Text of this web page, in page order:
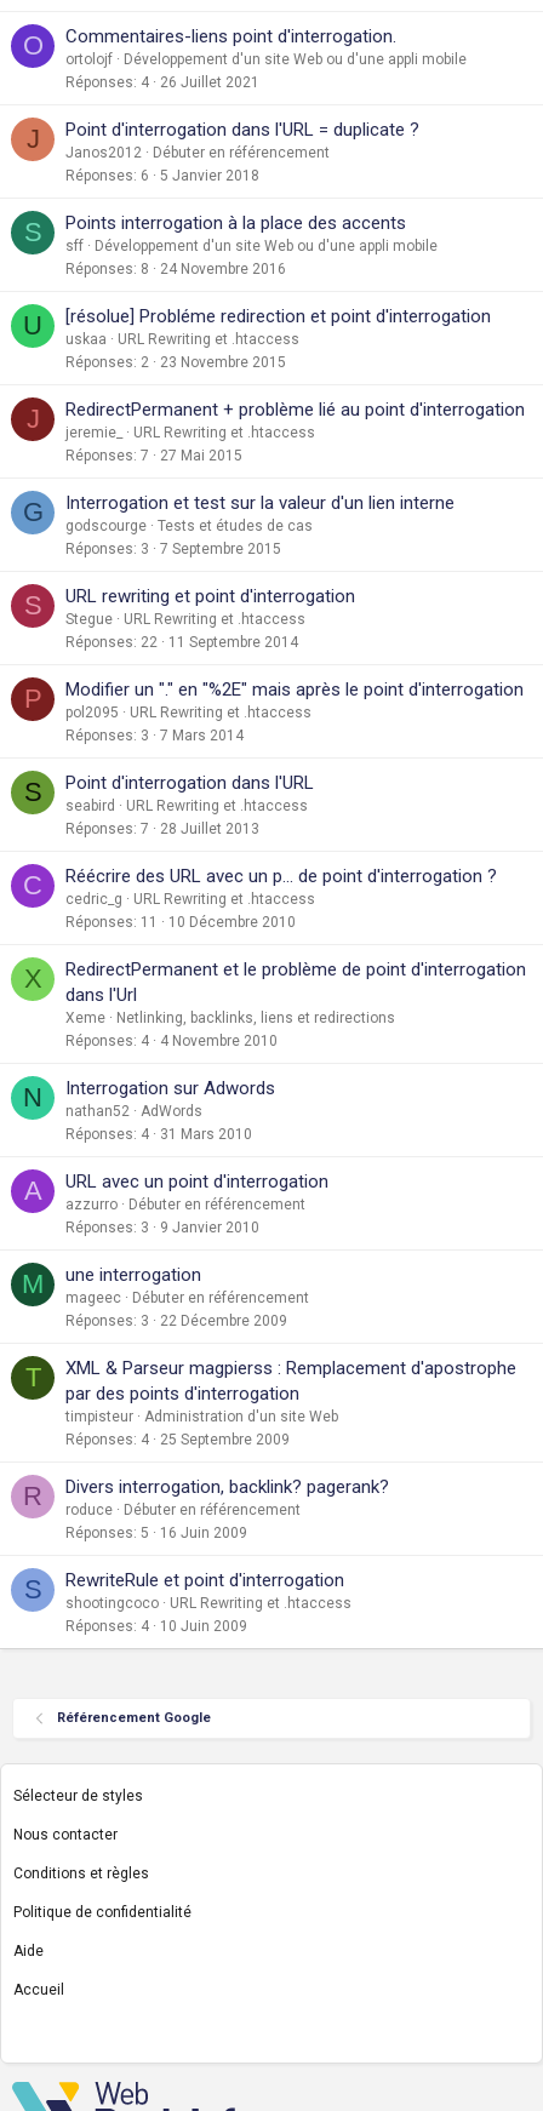
O Commentaires-liens point d'interrogation.
ortolojf
Développement d'un site Web ou d'une appli mobile
Réponses 4 26 Juillet 2021
J Point d'interrogation dans l'URL = duplicate ?
Janos2012
Débuter en référencement
Réponses 6 5 Janvier 2018
S Points interrogation à la place des accents
sff
Développement d'un site Web ou d'une appli mobile
Réponses 8 24 Novembre 2016
U [résolue] Probléme redirection et point d'interrogation
uskaa
URL Rewriting et .htaccess
Réponses 2 23 Novembre 2015
J RedirectPermanent + problème lié au point d'interrogation
jeremie_
URL Rewriting et .htaccess
Réponses 7 27 Mai 2015
G Interrogation et test sur la valeur d'un lien interne
godscourge
Tests et études de cas
Réponses 3 7 Septembre 2015
S URL rewriting et point d'interrogation
Stegue
URL Rewriting et .htaccess
Réponses 22 11 Septembre 2014
P Modifier un "." en "%2E" mais après le point d'interrogation
pol2095
URL Rewriting et .htaccess
Réponses 3 7 Mars 2014
S Point d'interrogation dans l'URL
seabird
URL Rewriting et .htaccess
Réponses 7 28 Juillet 2013
C Réécrire des URL avec un p... de point d'interrogation ?
cedric_g
URL Rewriting et .htaccess
Réponses 11 10 Décembre 2010
X
RedirectPermanent et le problème de point d'interrogation
dans l'Url
Xeme
Netlinking, backlinks, liens et redirections
Réponses 4 4 Novembre 2010
N Interrogation sur Adwords
nathan52
AdWords
Réponses 4 31 Mars 2010
A URL avec un point d'interrogation
azzurro
Débuter en référencement
Réponses 3 9 Janvier 2010
M une interrogation
mageec
Débuter en référencement
Réponses 3 22 Décembre 2009
T
XML & Parseur magpierss : Remplacement d'apostrophe
par des points d'interrogation
timpisteur
Administration d'un site Web
Réponses 4 25 Septembre 2009
R Divers interrogation, backlink? pagerank?
roduce
Débuter en référencement
Réponses 5 16 Juin 2009
S RewriteRule et point d'interrogation
shootingcoco
URL Rewriting et .htaccess
Réponses 4 10 Juin 2009
Référencement Google
Sélecteur de styles
Nous contacter
Conditions et règles
Politique de confidentialité
Aide
Accueil